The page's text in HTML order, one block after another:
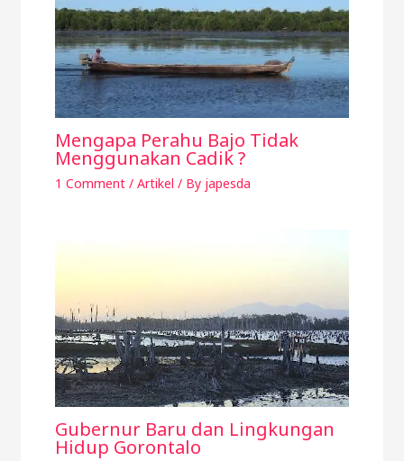
Mengapa Perahu Bajo Tidak
Menggunakan Cadik ?
1 Comment / Artikel / By japesda
Gubernur Baru dan Lingkungan
Hidup Gorontalo